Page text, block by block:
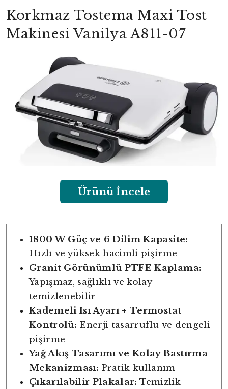
Korkmaz Tostema Maxi Tost
Makinesi Vanilya A811-07
Ürünü İncele
1800 W Güç ve 6 Dilim Kapasite:
Hızlı ve yüksek hacimli pişirme
Granit Görünümlü PTFE Kaplama:
Yapışmaz, sağlıklı ve kolay
temizlenebilir
Kademeli Isı Ayarı + Termostat
Kontrolü: Enerji tasarruflu ve dengeli
pişirme
Yağ Akış Tasarımı ve Kolay Bastırma
Mekanizması: Pratik kullanım
Çıkarılabilir Plakalar: Temizlik